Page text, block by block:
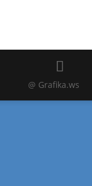
@ Grafika.ws